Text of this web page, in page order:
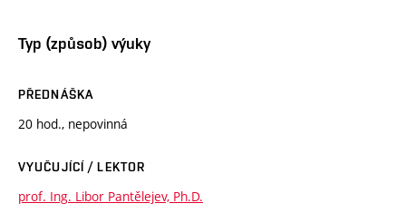
Typ (způsob) výuky
PŘEDNÁŠKA
20 hod., nepovinná
VYUČUJÍCÍ / LEKTOR
prof. Ing. Libor Pantělejev, Ph.D.